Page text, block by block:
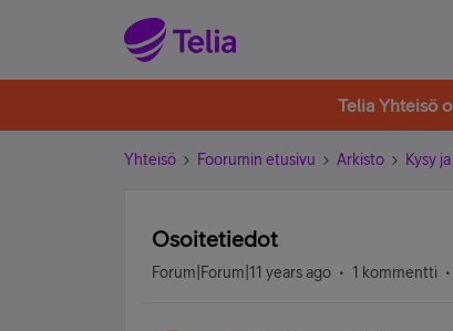
Telia Yhteisö
Yhteisö Foorumin etusivu Arkisto Kysy
Osoitetiedot
Forum|Forum|11 years ago 1 kommentti